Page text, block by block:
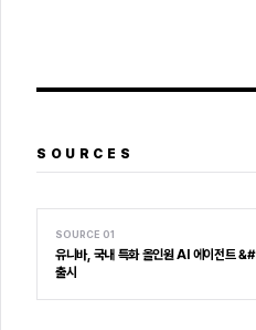
SOURCES
SOURCE 01
유니바, 국내 특화 올인원 AI 에이전
출시